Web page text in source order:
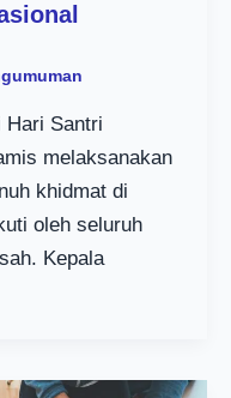
Hari Santri
melaksanakan
khidmat di
oleh seluruh
Kepala